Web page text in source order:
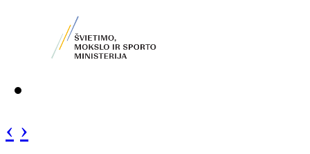
‹ ›